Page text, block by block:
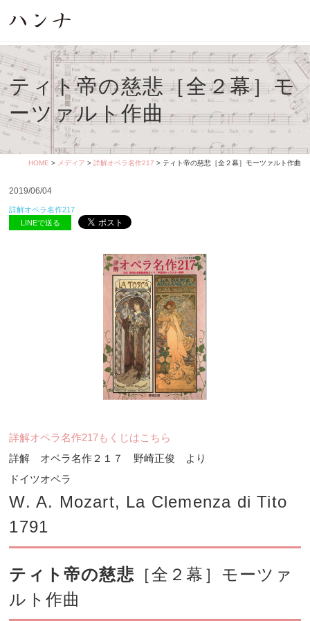
ティト帝の慈悲［全２幕］モ
ーツァルト作曲
HOME > メディア > 詳解オペラ名作217 > ティト帝の慈悲［全２幕］モーツァルト作曲
2019/06/04
詳解オペラ名作217
LINEで送る
詳解オペラ名作217もくじはこちら
詳解 オペラ名作２１７ 野崎正俊 より
ドイツオペラ
W. A. Mozart, La Clemenza di Tito
1791
ティト帝の慈悲 ［全２幕］モーツァ
ルト作曲